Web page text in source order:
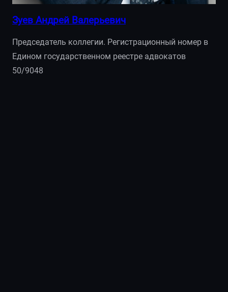
Зуев Андрей Валерьевич
Председатель коллегии. Регистрационный номер в
Едином государственном реестре адвокатов
50/9048